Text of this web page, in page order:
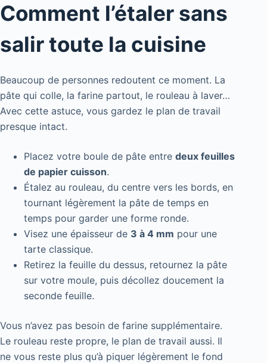
Comment l’étaler sans
salir toute la cuisine
Beaucoup de personnes redoutent ce moment. La
pâte qui colle, la farine partout, le rouleau à laver…
Avec cette astuce, vous gardez le plan de travail
presque intact.
Placez votre boule de pâte entre deux feuilles
de papier cuisson.
Étalez au rouleau, du centre vers les bords, en
tournant légèrement la pâte de temps en
temps pour garder une forme ronde.
Visez une épaisseur de 3 à 4 mm pour une
tarte classique.
Retirez la feuille du dessus, retournez la pâte
sur votre moule, puis décollez doucement la
seconde feuille.
Vous n’avez pas besoin de farine supplémentaire.
Le rouleau reste propre, le plan de travail aussi. Il
ne vous reste plus qu’à piquer légèrement le fond